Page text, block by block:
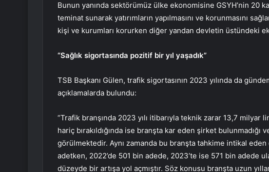
Bunun yanında sektörümüz ülke ekonomisine GSYH’nin 20
teminat sunarak yatırımların yapılmasını ve korunmasını
kişi ve kurumları korurken diğer yandan devletin üstündeki
“Sağlık sigortasında pozitif bir yıl yaşadık”
TSB Başkanı Gülen, trafik sigortasının 2023 yılında da
açıklamalarda bulundu:
“Trafik branşında 2023 yılı itibarıyla teknik zarar 13,7 milyar
hariç bırakıldığında ise branşta kar eden şirket bulunmadığı
görülmektedir. Aynı zamanda bu branşta tahkime intikal eden
adetken, 2022’de 501 bin adede, 2023’te ise 571 bin adede
düzeyde bir artışa yol açmıştır. Söz konusu branşta uzun